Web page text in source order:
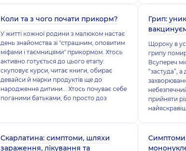
Коли та з чого почати прикорм?
У житті кожної родини з малюком настає
день знайомства зі "страшним, оповитим
міфами і таємницями" прикормом. Хтось
активно готується до цього етапу:
скуповує курси, читає книги, обирає
девайси й марки продуктів ще до
народження дитини... Хтось почуває себе
поганими батьками, бо просто доз
Грип:
Щороку в
грипу
Всупереч
“застуда”,
прийняти
Скарлатина: симптоми, шляхи
зараження, лікування та
Симптоми